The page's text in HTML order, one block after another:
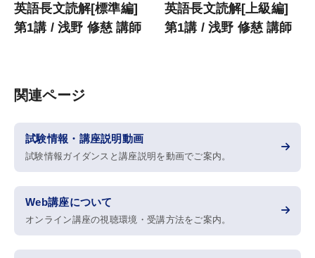
資料請求
eラーニング推奨環境
テストバンク・テストエンジン推奨環境
英語長文読解[標準編]
第1講 / 浅野 修慈 講師
英語長文読解[上級編]
第1講 / 浅野 修慈 講師
関連ページ
試験情報・講座説明動画
試験情報ガイダンスと講座説明を動画でご案内。
Web講座について
オンライン講座の視聴環境・受講方法をご案内。